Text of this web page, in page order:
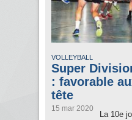
VOLLEYBALL
Super
: favorable
tête
15 mar 2020
La 10e